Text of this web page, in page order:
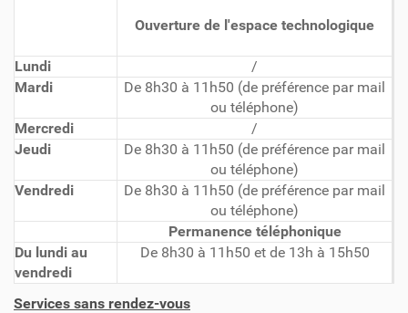
Ouverture de l'espace technologique
Lundi
/
Mardi
De 8h30 à 11h50 (de préférence par mail
ou téléphone)
Mercredi
/
Jeudi
De 8h30 à 11h50 (de préférence par mail
ou téléphone)
Vendredi
De 8h30 à 11h50 (de préférence par mail
ou téléphone)
Permanence téléphonique
Du lundi au
vendredi
De 8h30 à 11h50 et de 13h à 15h50
Services sans rendez-vous